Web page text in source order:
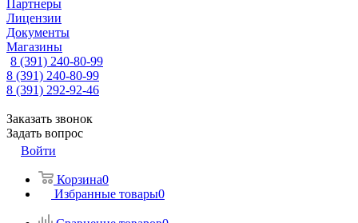
Партнеры
Лицензии
Документы
Магазины
8 (391) 240-80-99
8 (391) 240-80-99
8 (391) 292-92-46
Заказать звонок
Задать вопрос
Войти
Корзина0
Избранные товары0